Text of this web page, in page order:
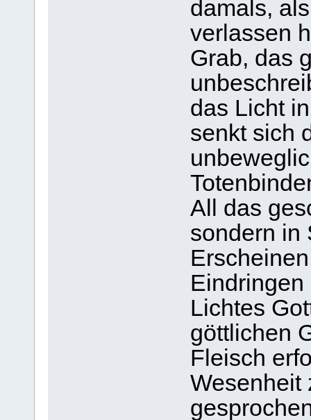
damals,
verlassen
Grab, das
das Licht
senkt sich
All das
sondern in
Lichtes
göttlichen
Fleisch
Wesenheit